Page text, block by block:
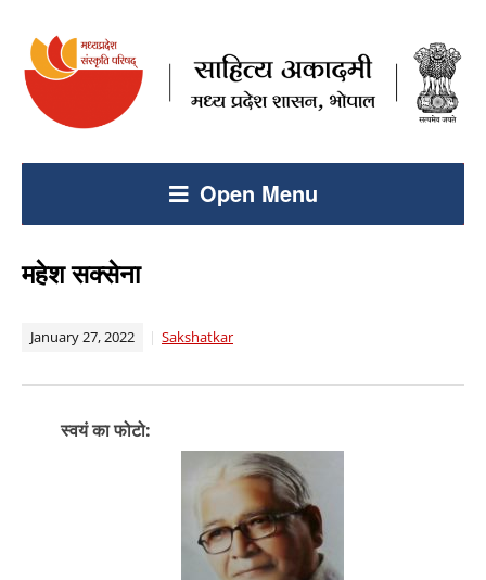
Open Menu
महेश सक्सेना
January 27, 2022 Sakshatkar
स्वयं का फोटो: